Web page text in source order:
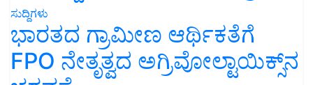
ಸುದ್ದಿಗಳು
ಭಾರತದ ಗ್ರಾಮೀಣ ಆರ್ಥಿಕತೆಗೆ
FPO ನೇತೃತ್ವದ ಅಗ್ರಿವೋಲ್ಟಾಯಿಕ್ಸ್‌ನ